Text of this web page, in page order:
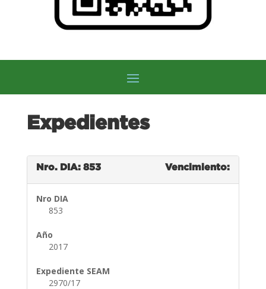
Expedientes
Nro. DIA: 853 Vencimiento:
Nro DIA
853
Año
2017
Expediente SEAM
2970/17